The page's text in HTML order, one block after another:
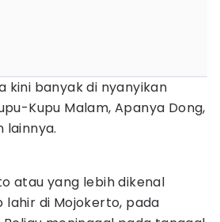
kini banyak di nyanyikan
Kupu Malam, Apanya Dong,
lainnya.
atau yang lebih dikenal
lahir di Mojokerto, pada